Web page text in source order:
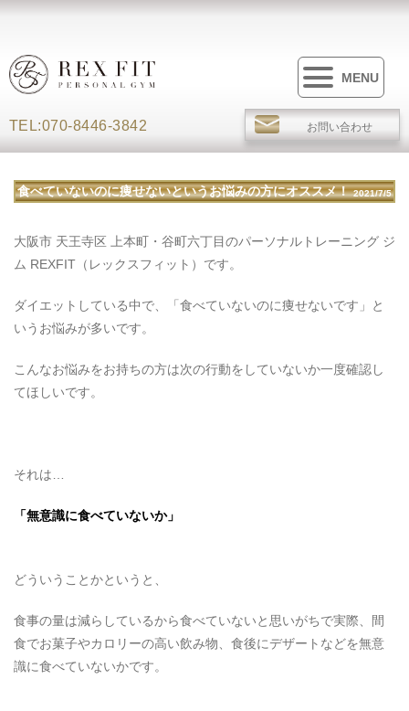
MENU
TEL:070-8446-3842 お問い合わせ
食べていないのに痩せないというお悩みの方にオススメ！2021/7/5
大阪市 天王寺区 上本町・谷町六丁目のパーソナルトレーニング ジ
ム REXFIT（レックスフィット）です。
ダイエットしている中で、「食べていないのに痩せないです」と
いうお悩みが多いです。
こんなお悩みをお持ちの方は次の行動をしていないか一度確認し
てほしいです。
それは…
「無意識に食べていないか」
どういうことかというと、
食事の量は減らしているから食べていないと思いがちで実際、間
食でお菓子やカロリーの高い飲み物、食後にデザートなどを無意
識に食べていないかです。